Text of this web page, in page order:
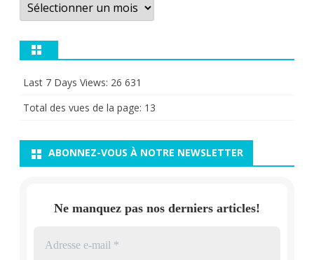
Last 7 Days Views: 26 631
Total des vues de la page: 13
ABONNEZ-VOUS À NOTRE NEWSLETTER
Ne manquez pas nos derniers articles!